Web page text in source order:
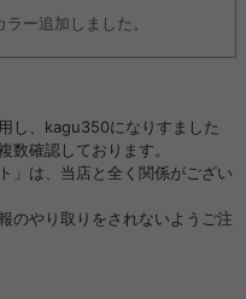
ー追加しました。
し、kagu350になりすました
数確認しております。
」は、当店と全く関係がござい
のやり取りをされないようご注